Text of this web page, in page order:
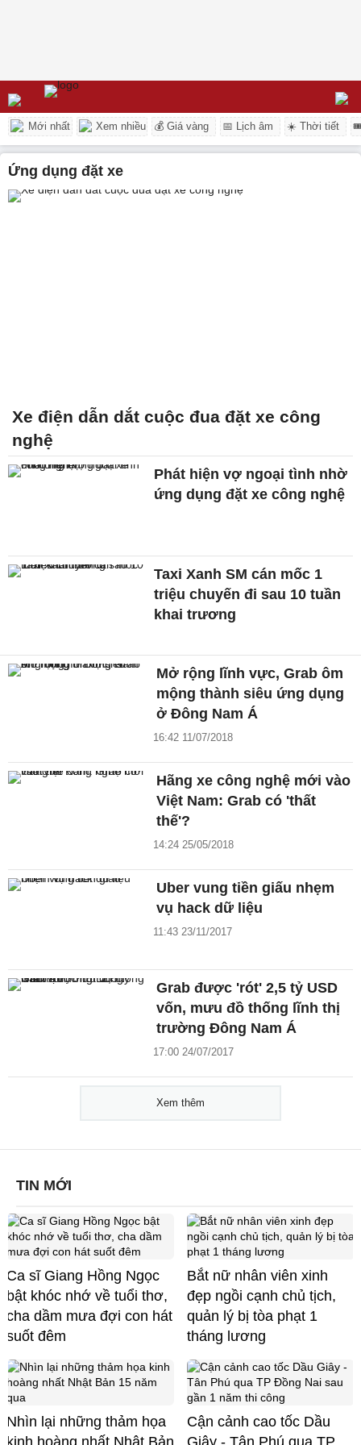
Mới nhất Xem nhiều 💰 Giá vàng 📅 Lịch âm ☀️ Thời tiết
ứng dụng đặt xe
Xe điện dẫn dắt cuộc đua đặt xe công
nghệ
Phát hiện vợ ngoại tình nhờ
ứng dụng đặt xe công nghệ
Taxi Xanh SM cán mốc 1
triệu chuyến đi sau 10 tuần
khai trương
Mở rộng lĩnh vực, Grab ôm
mộng thành siêu ứng dụng
ở Đông Nam Á
16:42 11/07/2018
Hãng xe công nghệ mới vào
Việt Nam: Grab có 'thất
thế'?
14:24 25/05/2018
Uber vung tiền giấu nhẹm
vụ hack dữ liệu
11:43 23/11/2017
Grab được 'rót' 2,5 tỷ USD
vốn, mưu đồ thống lĩnh thị
trường Đông Nam Á
17:00 24/07/2017
Xem thêm
TIN MỚI
Ca sĩ Giang Hồng Ngọc
bật khóc nhớ về tuổi thơ,
cha dầm mưa đợi con hát
suốt đêm
Bắt nữ nhân viên xinh
đẹp ngồi cạnh chủ tịch,
quản lý bị tòa phạt 1
tháng lương
Nhìn lại những thảm họa
kinh hoàng nhất Nhật Bản
Cận cảnh cao tốc Dầu
Giây - Tân Phú qua TP